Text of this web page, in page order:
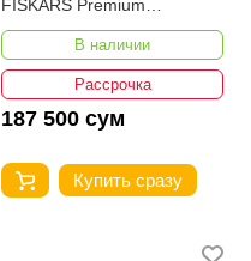
FISKARS Premium
Planters™ 1000727
В наличии
Рассрочка
187 500 сум
Купить сразу